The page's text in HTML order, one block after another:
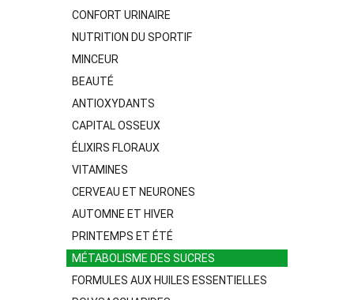
CONFORT URINAIRE
NUTRITION DU SPORTIF
MINCEUR
BEAUTÉ
ANTIOXYDANTS
CAPITAL OSSEUX
ÉLIXIRS FLORAUX
VITAMINES
CERVEAU ET NEURONES
AUTOMNE ET HIVER
PRINTEMPS ET ÉTÉ
MÉTABOLISME DES SUCRES
FORMULES AUX HUILES ESSENTIELLES